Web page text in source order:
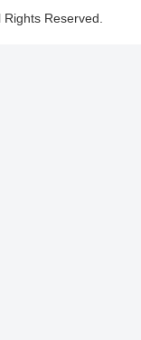
Reserved.